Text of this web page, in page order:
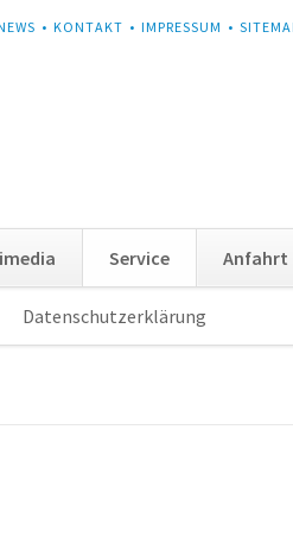
KONTAKT IMPRESSUM
Service Anfahrt
Datenschutzerklärung